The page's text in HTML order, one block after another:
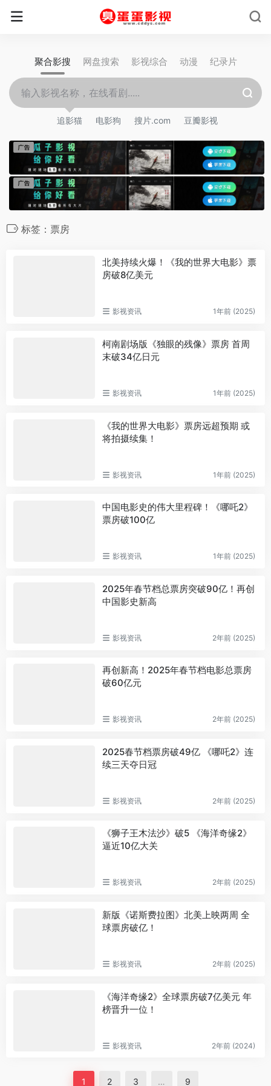
聚合影搜 网盘搜索 影视综合 动漫 纪录片
追影猫 电影狗 搜片.com 豆瓣影视
标签：票房
北美持续火爆！《我的世界大电影》票
房破8亿美元
影视资讯 1年前 (2025)
柯南剧场版《独眼的残像》票房 首周
末破34亿日元
影视资讯 1年前 (2025)
《我的世界大电影》票房远超预期 或
将拍摄续集！
影视资讯 1年前 (2025)
中国电影史的伟大里程碑！《哪吒2》
票房破100亿
影视资讯 1年前 (2025)
2025年春节档总票房突破90亿！再创
中国影史新高
影视资讯 2年前 (2025)
再创新高！2025年春节档电影总票房
破60亿元
影视资讯 2年前 (2025)
2025春节档票房破49亿 《哪吒2》连
续三天夺日冠
影视资讯 2年前 (2025)
《狮子王木法沙》破5 《海洋奇缘2》
逼近10亿大关
影视资讯 2年前 (2025)
新版《诺斯费拉图》北美上映两周 全
球票房破亿！
影视资讯 2年前 (2025)
《海洋奇缘2》全球票房破7亿美元 年
榜晋升一位！
影视资讯 2年前 (2024)
1 2 3 … 9